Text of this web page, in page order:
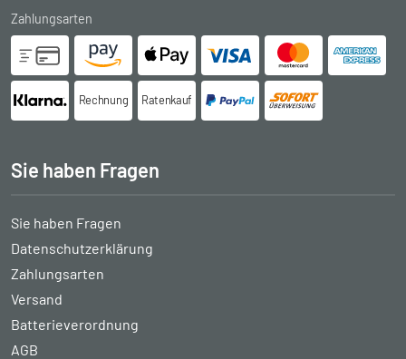
Zahlungsarten
Rechnung Ratenkauf
Sie haben Fragen
Sie haben Fragen
Datenschutzerklärung
Zahlungsarten
Versand
Batterieverordnung
AGB